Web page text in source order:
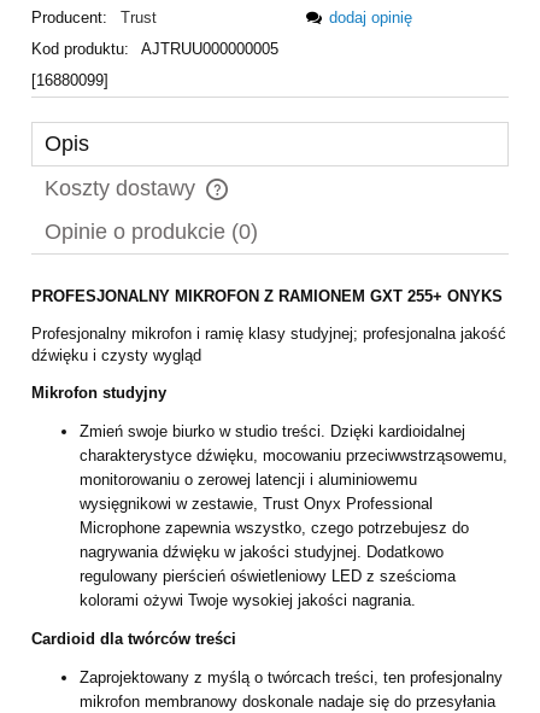
Producent:
Trust
Kod produktu:
AJTRUU000000005
[16880099]
dodaj opinię
Opis
Koszty dostawy
Cena nie zawiera ewentualnych kosztów płatności
Opinie o produkcie (0)
PROFESJONALNY MIKROFON Z RAMIONEM GXT 255+ ONYKS
Profesjonalny mikrofon i ramię klasy studyjnej; profesjonalna jakość
dźwięku i czysty wygląd
Mikrofon studyjny
Zmień swoje biurko w studio treści. Dzięki kardioidalnej
charakterystyce dźwięku, mocowaniu przeciwwstrząsowemu,
monitorowaniu o zerowej latencji i aluminiowemu
wysięgnikowi w zestawie, Trust Onyx Professional
Microphone zapewnia wszystko, czego potrzebujesz do
nagrywania dźwięku w jakości studyjnej. Dodatkowo
regulowany pierścień oświetleniowy LED z sześcioma
kolorami ożywi Twoje wysokiej jakości nagrania.
Cardioid dla twórców treści
Zaprojektowany z myślą o twórcach treści, ten profesjonalny
mikrofon membranowy doskonale nadaje się do przesyłania